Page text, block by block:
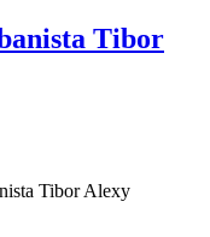
Tibor
Tibor Alexy